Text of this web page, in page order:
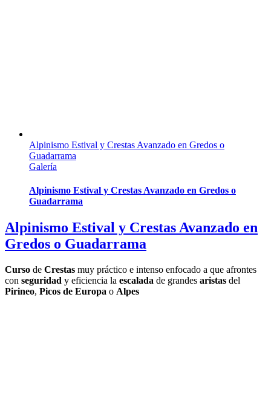
Alpinismo Estival y Crestas Avanzado en Gredos o
Guadarrama
Galería
Alpinismo Estival y Crestas Avanzado en Gredos o
Guadarrama
Alpinismo Estival y Crestas Avanzado en
Gredos o Guadarrama
Curso de Crestas muy práctico e intenso enfocado a que afrontes
con seguridad y eficiencia la escalada de grandes aristas del
Pirineo, Picos de Europa o Alpes